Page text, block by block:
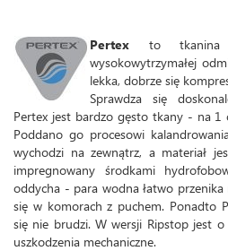
Pertex to tkanina
wysokowytrzymałej
lekka, dobrze się
Sprawdza się
Pertex jest bardzo gęsto tkany - na 1
Poddano go procesowi
wychodzi na zewnątrz, a materiał
impregnowany środkami
oddycha - para wodna łatwo
się w komorach z puchem. Ponadto
się nie brudzi. W wersji Ripstop jest
uszkodzenia mechaniczne.